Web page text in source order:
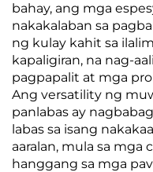
bahay, ang mga
nakakalaban sa
ng kulay kahit sa
kapaligiran, na nag-
pagpapalit at mga
Ang versatility ng
panlabas ay
labas sa isang
aaralan, mula sa mga
hanggang sa mga